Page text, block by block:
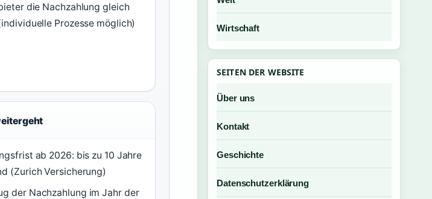
die Nachzahlung gleich
Prozesse möglich)
ab 2026: bis zu 10 Jahre
(Zurich Versicherung)
der Nachzahlung im Jahr der
Wirtschaft
SEITEN DER WEBSITE
Über uns
Kontakt
Geschichte
Datenschutzerklärung